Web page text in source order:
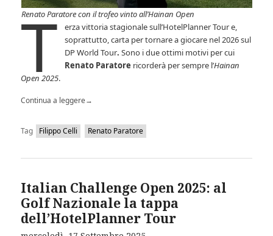
Renato Paratore con il trofeo vinto all’Hainan Open
T
erza vittoria stagionale sull’HotelPlanner Tour e,
soprattutto, carta per tornare a giocare nel 2026 sul
DP World Tour. Sono i due ottimi motivi per cui
Renato Paratore ricorderà per sempre l’Hainan
Open 2025.
Continua a leggere→
Tag Filippo Celli Renato Paratore
Italian Challenge Open 2025: al
Golf Nazionale la tappa
dell’HotelPlanner Tour